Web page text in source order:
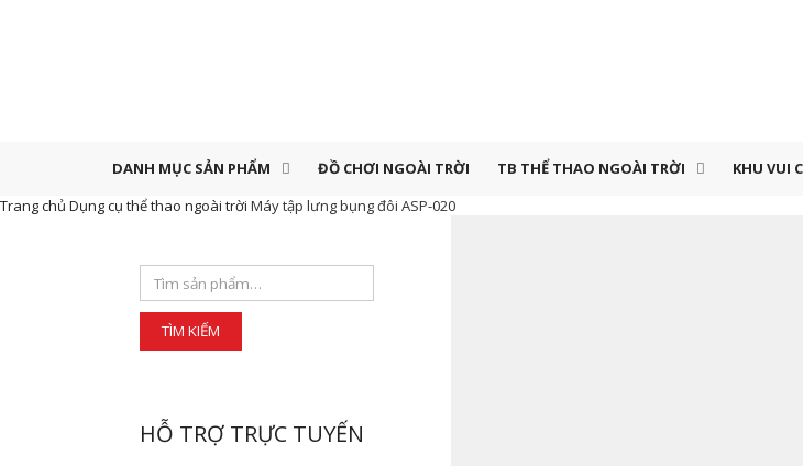
DANH MỤC SẢN PHẨM ĐỒ CHƠI NGOÀI TRỜI TB THỂ THAO NGOÀI TRỜI KHU VUI
Trang chủ Dụng cụ thể thao ngoài trời Máy tập lưng bụng đôi ASP-020
HỖ TRỢ TRỰC TUYẾN